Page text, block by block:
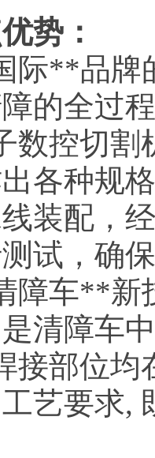
势：
际**品牌
的全过
数控切
各种规
装配，
试，确
障车**新
清障车
接部位
艺要求,